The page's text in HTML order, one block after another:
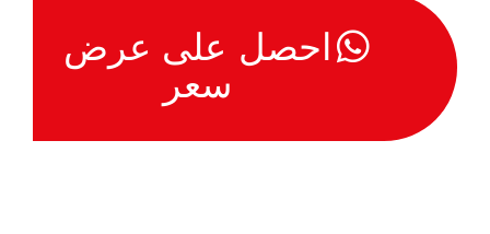
احصل على عرض
سعر